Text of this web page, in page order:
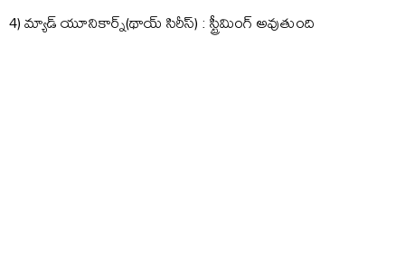
4) మ్యాడ్ యూనికార్న్(థాయ్ సిరీస్) : స్ట్రీమింగ్ అవుతుంది